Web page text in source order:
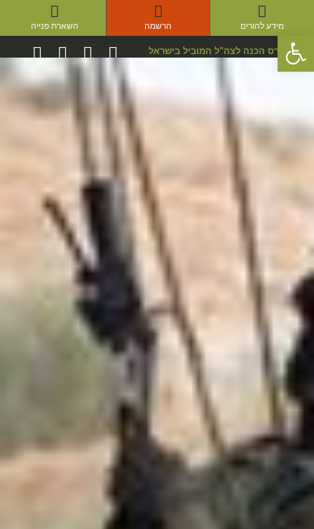
פתח סרגל נגישות
מידע להורים הרשמה השארת פנייה
קורס הכנה לצה"ל המוביל בישראל